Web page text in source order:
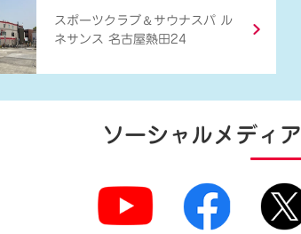
スポーツクラブ ＆ サウナスパ ル
ネサンス 名古屋熱田24
ソーシャルメディア